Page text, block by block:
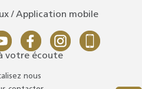
/ Application mobile
votre écoute
nous